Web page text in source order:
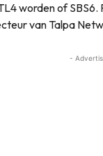
worden of SBS6.
van Talpa
-